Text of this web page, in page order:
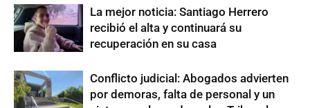
La mejor noticia: Santiago Herrero
recibió el alta y continuará su
recuperación en su casa
Conflicto judicial: Abogados advierten
por demoras, falta de personal y un